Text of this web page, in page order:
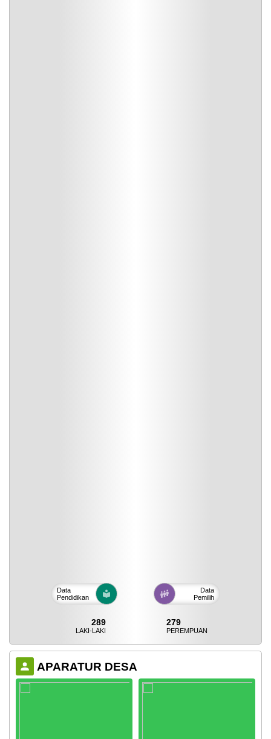
289
LAKI-LAKI
279
PEREMPUAN
Data
Pendidikan
Data
Pemilih
APARATUR DESA